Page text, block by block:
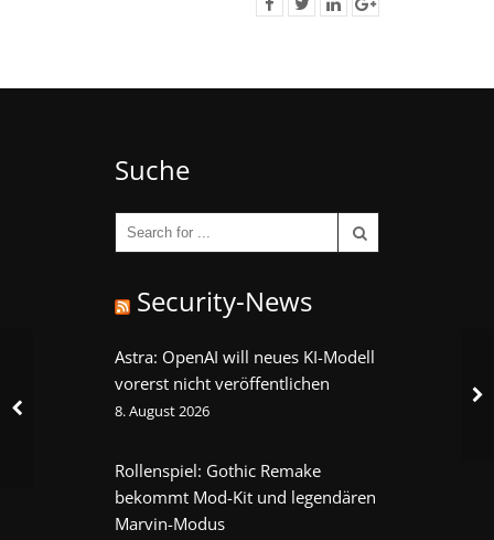
Suche
Security-News
Astra: OpenAI will neues KI-Modell
vorerst nicht veröffentlichen
8. August 2026
Rollenspiel: Gothic Remake
bekommt Mod-Kit und legendären
Marvin-Modus